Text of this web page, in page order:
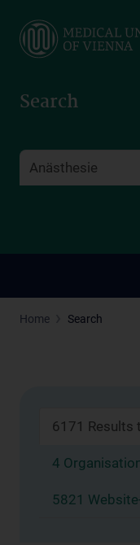
main
Search
Home Search
6171 Results
4
5821